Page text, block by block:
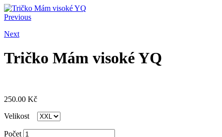
Previous
Next
Tričko Mám visoké YQ
250.00 Kč
Velikost
Počet